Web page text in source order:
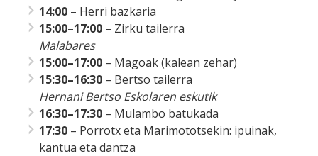
14:00 – Herri bazkaria
15:00–17:00 – Zirku tailerra
Malabares
15:00–17:00 – Magoak (kalean zehar)
15:30–16:30 – Bertso tailerra
Hernani Bertso Eskolaren eskutik
16:30–17:30 – Mulambo batukada
17:30 – Porrotx eta Marimototsekin: ipuinak,
kantua eta dantza